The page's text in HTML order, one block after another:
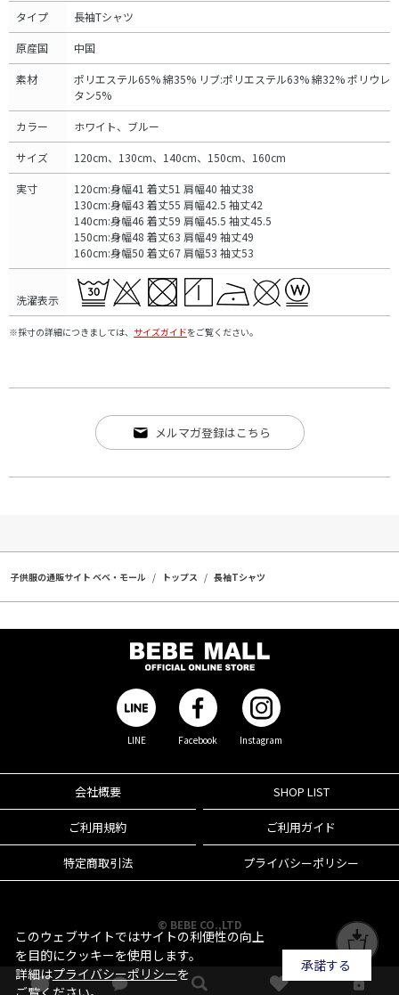
タイプ 長袖Tシャツ
原産国 中国
素材
ポリエステル65% 綿35% リブ:ポリエステル63% 綿32% ポリウレ
タン5%
カラー ホワイト、ブルー
サイズ 120cm、130cm、140cm、150cm、160cm
実寸
120cm:身幅41 着丈51 肩幅40 袖丈38
130cm:身幅43 着丈55 肩幅42.5 袖丈42
140cm:身幅46 着丈59 肩幅45.5 袖丈45.5
150cm:身幅48 着丈63 肩幅49 袖丈49
160cm:身幅50 着丈67 肩幅53 袖丈53
洗濯表示
※採寸の詳細につきましては、 サイズガイドをご覧ください。
メルマガ登録はこちら
子供服の通販サイト ベベ・モール トップス 長袖Tシャツ
LINE Facebook Instagram
会社概要 SHOP LIST
ご利用規約 ご利用ガイド
特定商取引法 プライバシーポリシー
© BEBE CO.,LTD
このウェブサイトではサイトの利便性の向上
を目的にクッキーを使用します。
詳細はプライバシーポリシーを
承諾する